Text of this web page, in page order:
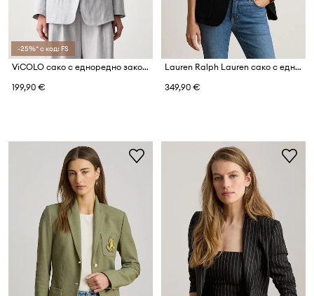
-25%* с код: FS
ViCOLO сако с едноредно закопчаване дамско от лен
199,90 €
Lauren Ralph Lauren сако с едноредно закопчаване дамско от памук с еластан
349,90 €